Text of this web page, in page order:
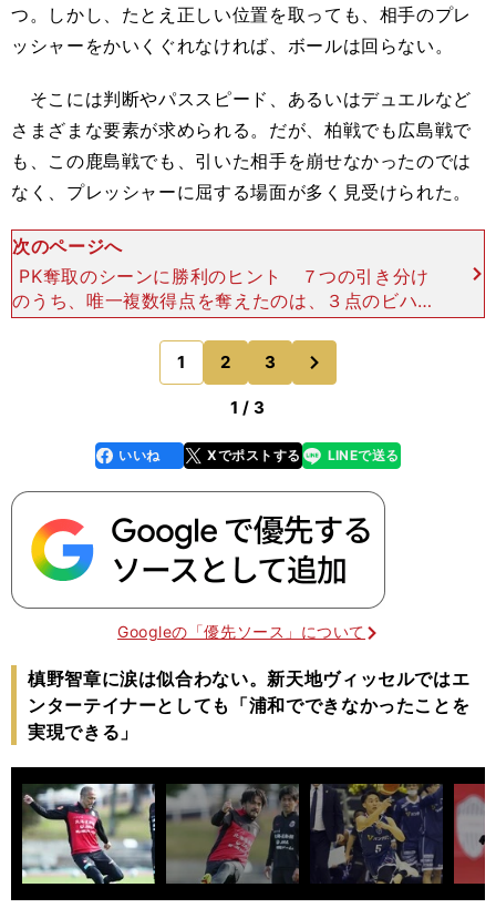
つ。しかし、たとえ正しい位置を取っても、相手のプレ
ッシャーをかいくぐれなければ、ボールは回らない。
そこには判断やパススピード、あるいはデュエルなど
さまざまな要素が求められる。だが、柏戦でも広島戦で
も、この鹿島戦でも、引いた相手を崩せなかったのでは
なく、プレッシャーに屈する場面が多く見受けられた。
次のページへ
PK奪取のシーンに勝利のヒント ７つの引き分け
のうち、唯一複数得点を奪えたのは、３点のビハイ
ンドを負いながらもキャスパー・ユンカーのハット
トリックで追いついた横浜Ｆ・マリノス戦だった
が、機能したのは
1 2 3
1 / 3
faceboo
k
いいね Xでポストする
line LINEで送る
Googleの「優先ソース」について
槙野智章に涙は似合わない。新天地ヴィッセルではエ
ンターテイナーとしても「浦和でできなかったことを
実現できる」